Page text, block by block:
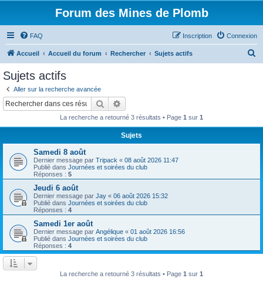
Forum des Mines de Plomb
FAQ Connexion
Inscription
Accueil Accueil du forum Rechercher Sujets actifs
r
Sujets actifs
Aller sur la recherche avancée
Rechercher
La recherche a retourné 3 résultats • Page 1 sur 1
Sujets
Samedi 8 août
Dernier message par Tripack « 08 août 2026 11:47
Publié dans Journées et soirées du club
Réponses : 5
Jeudi 6 août
Dernier message par Jay « 06 août 2026 15:32
Publié dans Journées et soirées du club
Réponses : 4
Samedi 1er août
Dernier message par Angélique « 01 août 2026 16:56
Publié dans Journées et soirées du club
Réponses : 4
La recherche a retourné 3 résultats • Page 1 sur 1